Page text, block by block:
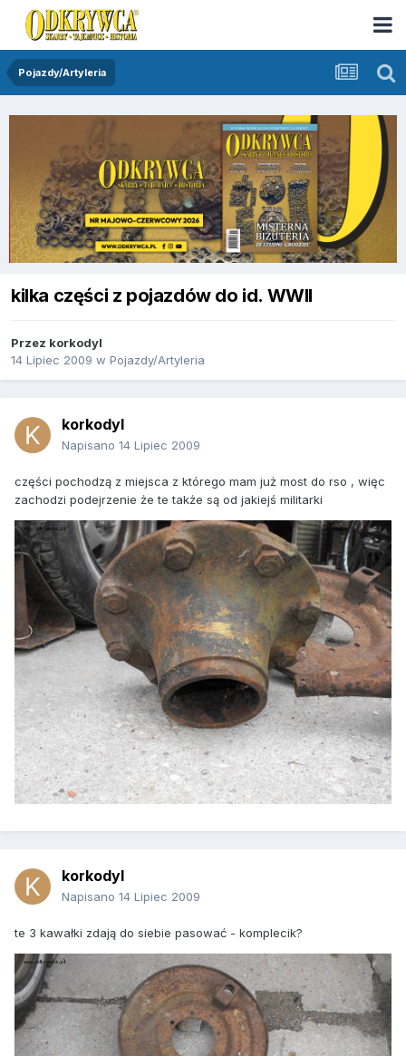
Pojazdy/Artyleria
kilka części z pojazdów do id. WWII
Przez korkodyl
14 Lipiec 2009 w Pojazdy/Artyleria
korkodyl
Napisano 14 Lipiec 2009
części pochodzą z miejsca z którego mam już most do rso , więc
zachodzi podejrzenie że te także są od jakiejś militarki
korkodyl
Napisano 14 Lipiec 2009
te 3 kawałki zdają do siebie pasować - komplecik?